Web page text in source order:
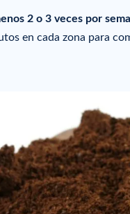
2 o 3 veces por
en cada zona para